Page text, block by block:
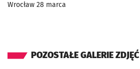
Wrocław 28 marca
POZOSTAŁE GALERIE ZDJĘĆ